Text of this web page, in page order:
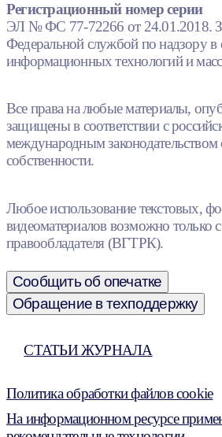
Регистрационный номер серии
ЭЛ № ФС 77-72266 от 24.01.2018.
Федеральной службой по надзору в
информационных технологий и
Все права на любые материалы,
защищены в соответствии с
международным законодательством
собственности.
Любое использование текстовых,
видеоматериалов возможно только с
правообладателя (ВГТРК).
Сообщить об опечатке
Обращение в техподдержку
СТАТЬИ ЖУРНАЛА
Политика обработки файлов cookie
На информационном ресурсе